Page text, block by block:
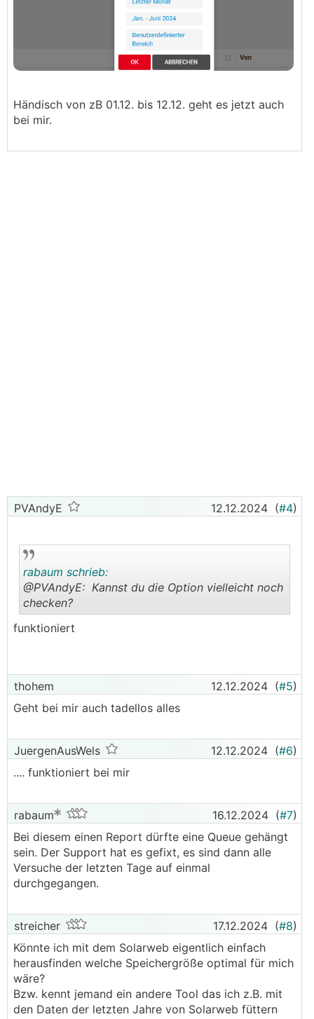
Händisch von zB 01.12. bis 12.12. geht es jetzt auch
bei mir.
PVAndyE 12.12.2024 (#4)
rabaum schrieb:
@PVAndyE: Kannst du die Option vielleicht noch
checken?
funktioniert
thohem 12.12.2024 (#5)
Geht bei mir auch tadellos alles
JuergenAusWels 12.12.2024 (#6)
.... funktioniert bei mir
rabaum 16.12.2024 (#7)
Bei diesem einen Report dürfte eine Queue gehängt
sein. Der Support hat es gefixt, es sind dann alle
Versuche der letzten Tage auf einmal
durchgegangen.
streicher 17.12.2024 (#8)
Könnte ich mit dem Solarweb eigentlich einfach
herausfinden welche Speichergröße optimal für mich
wäre?
Bzw. kennt jemand ein andere Tool das ich z.B. mit
den Daten der letzten Jahre von Solarweb füttern